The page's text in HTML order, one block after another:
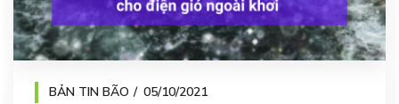
BẢN TIN BÃO 05/10/2021